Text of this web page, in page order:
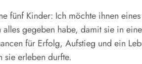
fünf Kinder: Ich möchte ihnen eines
gegeben habe, damit sie in
für Erfolg, Aufstieg und ein
erleben durfte.